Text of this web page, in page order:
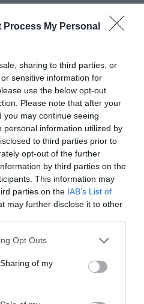
Process My Personal
sharing to third parties, or
sensitive information for
use the below opt-out
Please note that after your
may continue seeing
personal information utilized by
to third parties prior to
opt-out of the further
by third parties on the
This information may
parties on the IAB’s List of
may further disclose it to other
Opt Outs
of my